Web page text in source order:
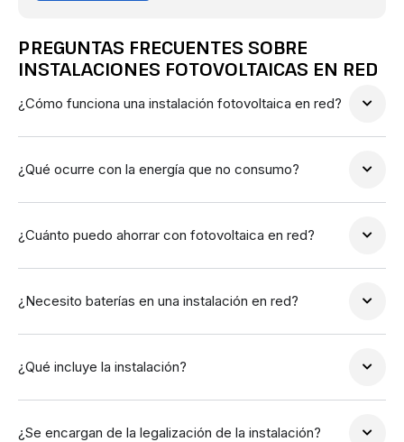
PREGUNTAS FRECUENTES SOBRE
INSTALACIONES FOTOVOLTAICAS EN RED
¿Cómo funciona una instalación fotovoltaica en red?
¿Qué ocurre con la energía que no consumo?
¿Cuánto puedo ahorrar con fotovoltaica en red?
¿Necesito baterías en una instalación en red?
¿Qué incluye la instalación?
¿Se encargan de la legalización de la instalación?